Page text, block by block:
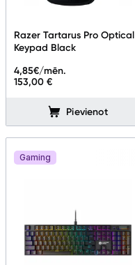
Razer Tartarus Pro Optical
Keypad Black
153,00 €
4,85€/mēn.
Pievienot
Gaming